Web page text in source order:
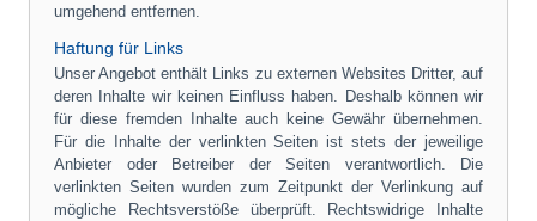
umgehend entfernen.
Haftung für Links
Unser Angebot enthält Links zu externen Websites Dritter, auf
deren Inhalte wir keinen Einfluss haben. Deshalb können wir
für diese fremden Inhalte auch keine Gewähr übernehmen.
Für die Inhalte der verlinkten Seiten ist stets der jeweilige
Anbieter oder Betreiber der Seiten verantwortlich. Die
verlinkten Seiten wurden zum Zeitpunkt der Verlinkung auf
mögliche Rechtsverstöße überprüft. Rechtswidrige Inhalte